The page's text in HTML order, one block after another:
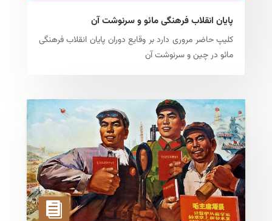
پایان انقلاب فرهنگی مائو و سرنوشت آن
کلیپ حاضر مروری دارد بر وقایع دوران پایان انقلاب فرهنگی
مائو در چین و سرنوشت آن